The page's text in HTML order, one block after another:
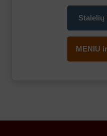
Stalelių
MENIU